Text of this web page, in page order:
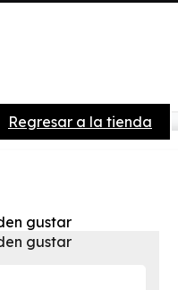
Regresar a la tienda
gustar
gustar